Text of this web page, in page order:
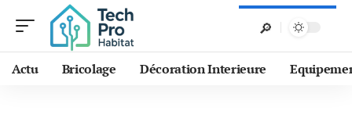
Actu Bricolage Décoration Interieure